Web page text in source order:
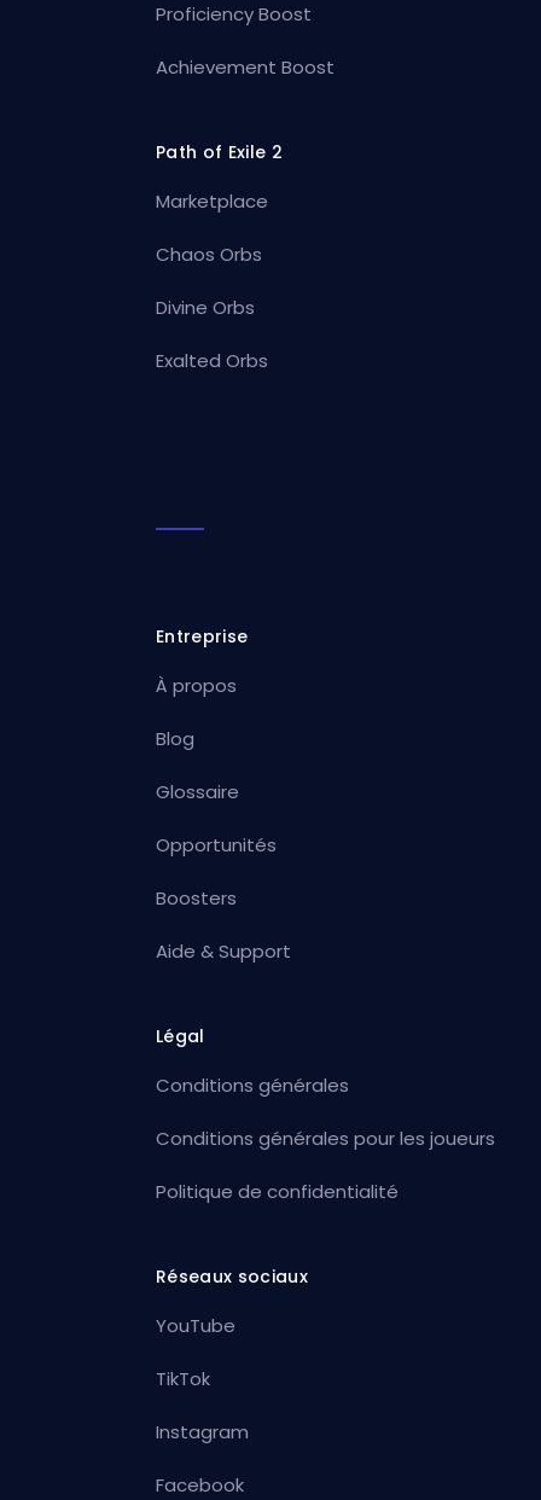
Proficiency Boost
Achievement Boost
Path of Exile 2
Marketplace
Chaos Orbs
Divine Orbs
Exalted Orbs
Entreprise
À propos
Blog
Glossaire
Opportunités
Boosters
Aide & Support
Légal
Conditions générales
Conditions générales pour les joueurs
Politique de confidentialité
Réseaux sociaux
YouTube
TikTok
Instagram
Facebook